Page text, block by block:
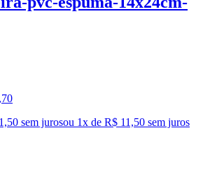
,70
sem jurosou 1x de R$ 11,50 sem juros